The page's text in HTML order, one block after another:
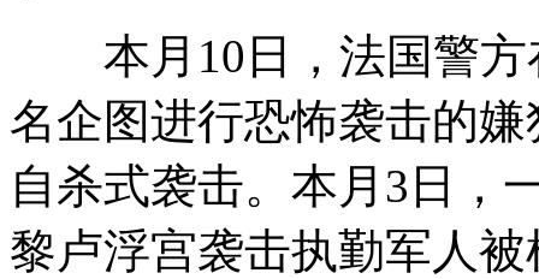
本月10日，法国警方
名企图进行恐怖袭击的
自杀式袭击。本月3日，
黎卢浮宫袭击执勤军人